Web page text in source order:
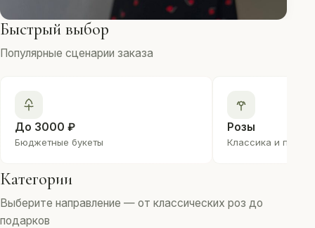
Быстрый выбор
Популярные сценарии заказа
До 3000 ₽
Бюджетные букеты
Розы
Классика и
Категории
Выберите направление — от классических роз до
подарков